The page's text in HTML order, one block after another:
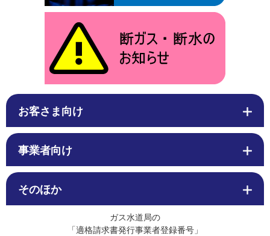
お客さま向け
事業者向け
そのほか
ガス水道局の
「適格請求書発行事業者登録番号」